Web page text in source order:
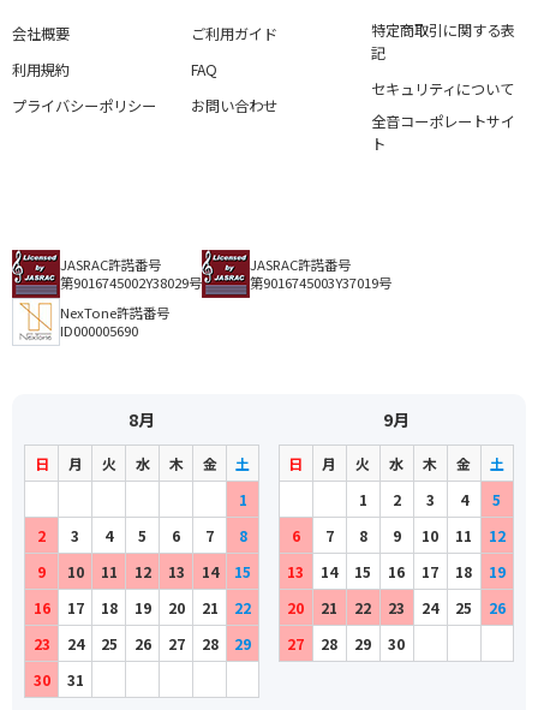
会社概要
利用規約
プライバシーポリシー
ご利用ガイド
FAQ
お問い合わせ
特定商取引に関する表
記
セキュリティについて
全音コーポレートサイ
ト
JASRAC許諾番号
第9016745002Y38029号
JASRAC許諾番号
第9016745003Y37019号
NexTone許諾番号
ID000005690
8月
日 月 火 水 木 金
土
1
2
3 4 5 6 7
8
9
10 11 12 13 14
15
16
17 18 19 20 21
22
23
24 25 26 27 28
29
30
31
9月
日 月 火 水 木 金
土
1
2 3 4
5
6
7 8 9 10 11
12
13
14 15 16 17 18
19
20
21 22 23 24 25
26
27
28 29 30